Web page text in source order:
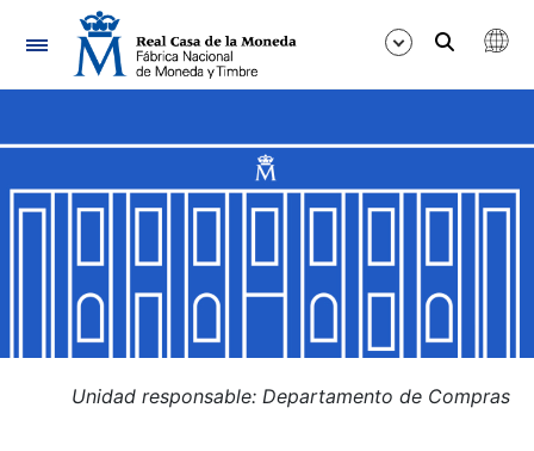
Navegación
Mostrar/Ocultar
Mostrar/Ocultar
Mostrar/Ocultar
Unidad responsable: Departamento de Compras